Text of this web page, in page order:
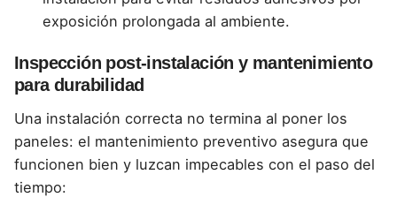
exposición prolongada al ambiente.
Inspección post-instalación y mantenimiento
para durabilidad
Una instalación correcta no termina al poner los
paneles: el mantenimiento preventivo asegura que
funcionen bien y luzcan impecables con el paso del
tiempo: